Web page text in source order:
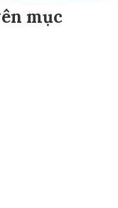
mục